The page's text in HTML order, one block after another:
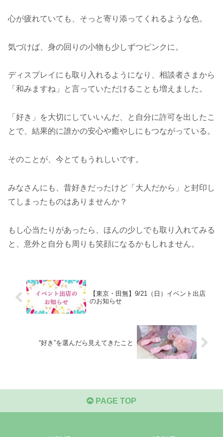
心が疲れていても、そっと寄り添ってくれるような色。
気づけば、身の回りの小物も少しずつピンクに。
ディスプレイにも取り入れるようになり、相談者さまから
「和みますね」と言っていただけることも増えました。
「好き」を大切にしていいんだ、と自分に許可を出したこ
とで、結果的に誰かの安心や癒やしにもつながっている。
そのことが、今とてもうれしいです。
みなさんにも、昔好きだったけど「大人だから」と封印し
てしまったものはありませんか？
もし心当たりがあったら、ほんの少しでも取り入れてみる
と、意外と自分も周りも笑顔になるかもしれません。
【東京・田無】9/21（日）イベント出店
のお知らせ
“好き”を選んだら見えてきたこと
PAGE TOP